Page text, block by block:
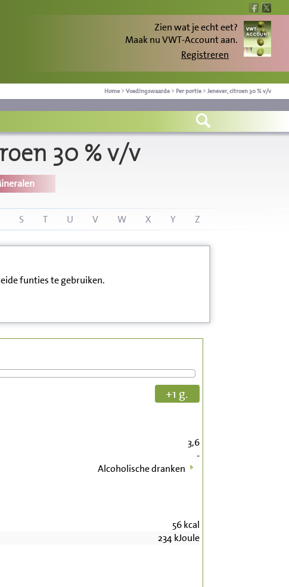
Zien wat je echt eet?
Maak nu VWT-Account aan.
Registreren
Home > Voedingswaarde > Per portie > Jenever, citroen 30 % v/v
30 % v/v
S T U V W X Y Z
funties te gebruiken.
+1 g.
3,6
-
Alcoholische dranken
56kcal
234kJoule